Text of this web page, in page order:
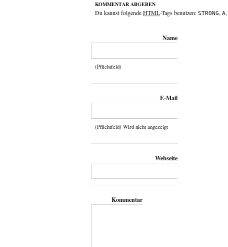
KOMMENTAR ABGEBEN
Du kannst folgendeHTML-Tags benutzen: STRONG, A,
Name
(Pflichtfeld)
E-Mail
(Pflichtfeld) Wird nicht angezeigt
Webseite
Kommentar